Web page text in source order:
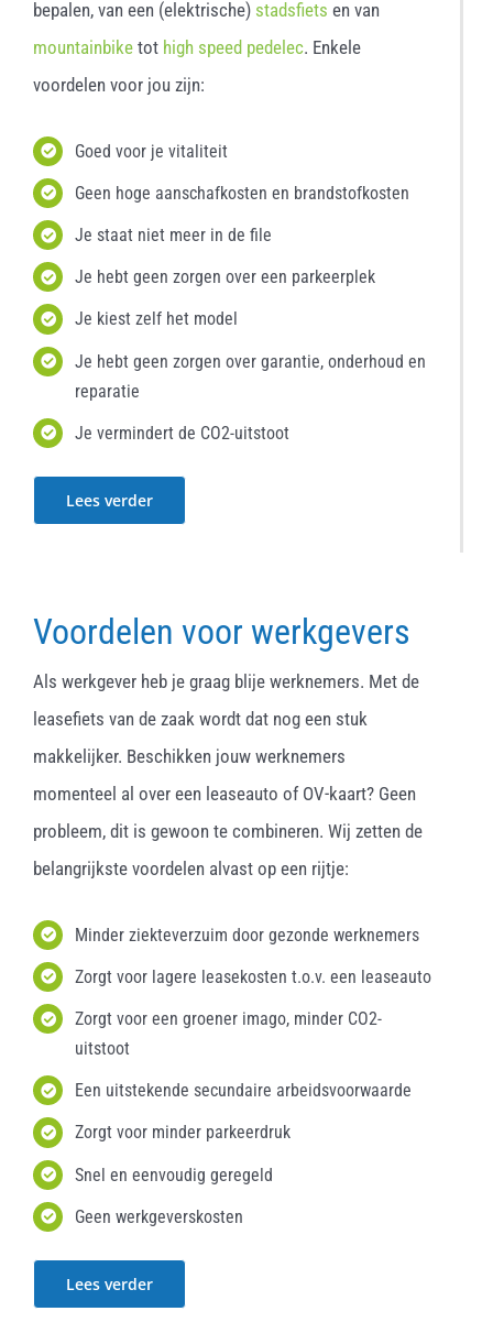
bepalen, van een (elektrische) stadsfiets en van
mountainbiketot high speed pedelec. Enkele
voordelen voor jou zijn:
Goed voor je vitaliteit
Geen hoge aanschafkosten en brandstofkosten
Je staat niet meer in de file
Je hebt geen zorgen over een parkeerplek
Je kiest zelf het model
Je hebt geen zorgen over garantie, onderhoud en
reparatie
Je vermindert de CO2-uitstoot
Lees verder
Voordelen voor werkgevers
Als werkgever heb je graag blije werknemers. Met de
leasefiets van de zaak wordt dat nog een stuk
makkelijker. Beschikken jouw werknemers
momenteel al over een leaseauto of OV-kaart? Geen
probleem, dit is gewoon te combineren. Wij zetten de
belangrijkste voordelen alvast op een rijtje:
Minder ziekteverzuim door gezonde werknemers
Zorgt voor lagere leasekosten t.o.v. een leaseauto
Zorgt voor een groener imago, minder CO2-
uitstoot
Een uitstekende secundaire arbeidsvoorwaarde
Zorgt voor minder parkeerdruk
Snel en eenvoudig geregeld
Geen werkgeverskosten
Lees verder